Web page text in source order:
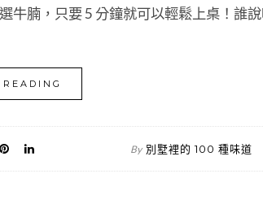
牛腩，只要 5 分鐘就可以輕鬆上桌！誰
By 別墅裡的 100 種味道